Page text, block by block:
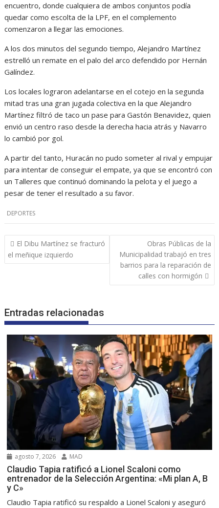
encuentro, donde cualquiera de ambos conjuntos podía
quedar como escolta de la LPF, en el complemento
comenzaron a llegar las emociones.
A los dos minutos del segundo tiempo, Alejandro Martínez
estrelló un remate en el palo del arco defendido por Hernán
Galíndez.
Los locales lograron adelantarse en el cotejo en la segunda
mitad tras una gran jugada colectiva en la que Alejandro
Martínez filtró de taco un pase para Gastón Benavidez, quien
envió un centro raso desde la derecha hacia atrás y Navarro
lo cambió por gol.
A partir del tanto, Huracán no pudo someter al rival y empujar
para intentar de conseguir el empate, ya que se encontró con
un Talleres que continuó dominando la pelota y el juego a
pesar de tener el resultado a su favor.
DEPORTES
Navegación
de
entradas
El Dibu Martínez se fracturó
el meñique izquierdo
Obras Públicas de la
Municipalidad trabajó en tres
barrios para la reparación de
calles con hormigón
Entradas relacionadas
agosto 7, 2026 MAD
Claudio Tapia ratificó a Lionel Scaloni como
entrenador de la Selección Argentina: «Mi plan A, B
y C»
Claudio Tapia ratificó su respaldo a Lionel Scaloni y aseguró